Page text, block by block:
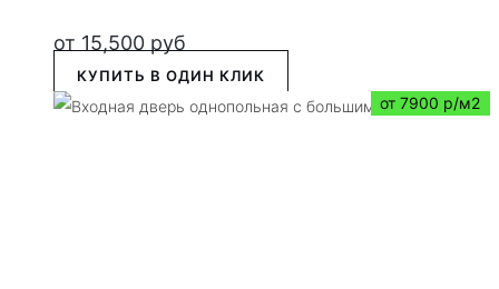
от 15,500 руб
КУПИТЬ В ОДИН КЛИК
от 7900 р/м2